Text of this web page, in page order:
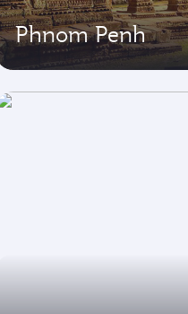
Phnom Penh